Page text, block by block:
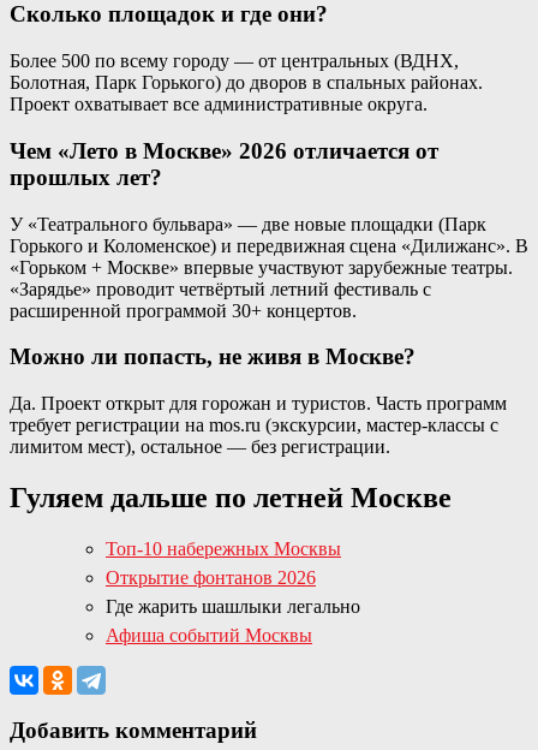
Сколько площадок и где они?
Более 500 по всему городу — от центральных (ВДНХ,
Болотная, Парк Горького) до дворов в спальных районах.
Проект охватывает все административные округа.
Чем «Лето в Москве» 2026 отличается от
прошлых лет?
У «Театрального бульвара» — две новые площадки (Парк
Горького и Коломенское) и передвижная сцена «Дилижанс». В
«Горьком + Москве» впервые участвуют зарубежные театры.
«Зарядье» проводит четвёртый летний фестиваль с
расширенной программой 30+ концертов.
Можно ли попасть, не живя в Москве?
Да. Проект открыт для горожан и туристов. Часть программ
требует регистрации на mos.ru (экскурсии, мастер-классы с
лимитом мест), остальное — без регистрации.
Гуляем дальше по летней Москве
Топ-10 набережных Москвы
Открытие фонтанов 2026
Где жарить шашлыки легально
Афиша событий Москвы
Добавить комментарий